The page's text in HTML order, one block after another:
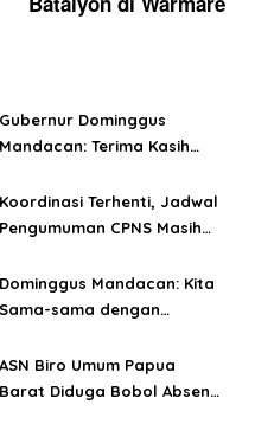
Gubernur Dominggus
Mandacan: Terima Kasih
Mengabdi Untuk Papua
Barat
Koordinasi Terhenti, Jadwal
Pengumuman CPNS Masih
Dominggus Mandacan: Kita
Sama-sama dengan
Hasil Seleksi CPNS 2018
ASN Biro Umum Papua
Barat Diduga Bobol Absen